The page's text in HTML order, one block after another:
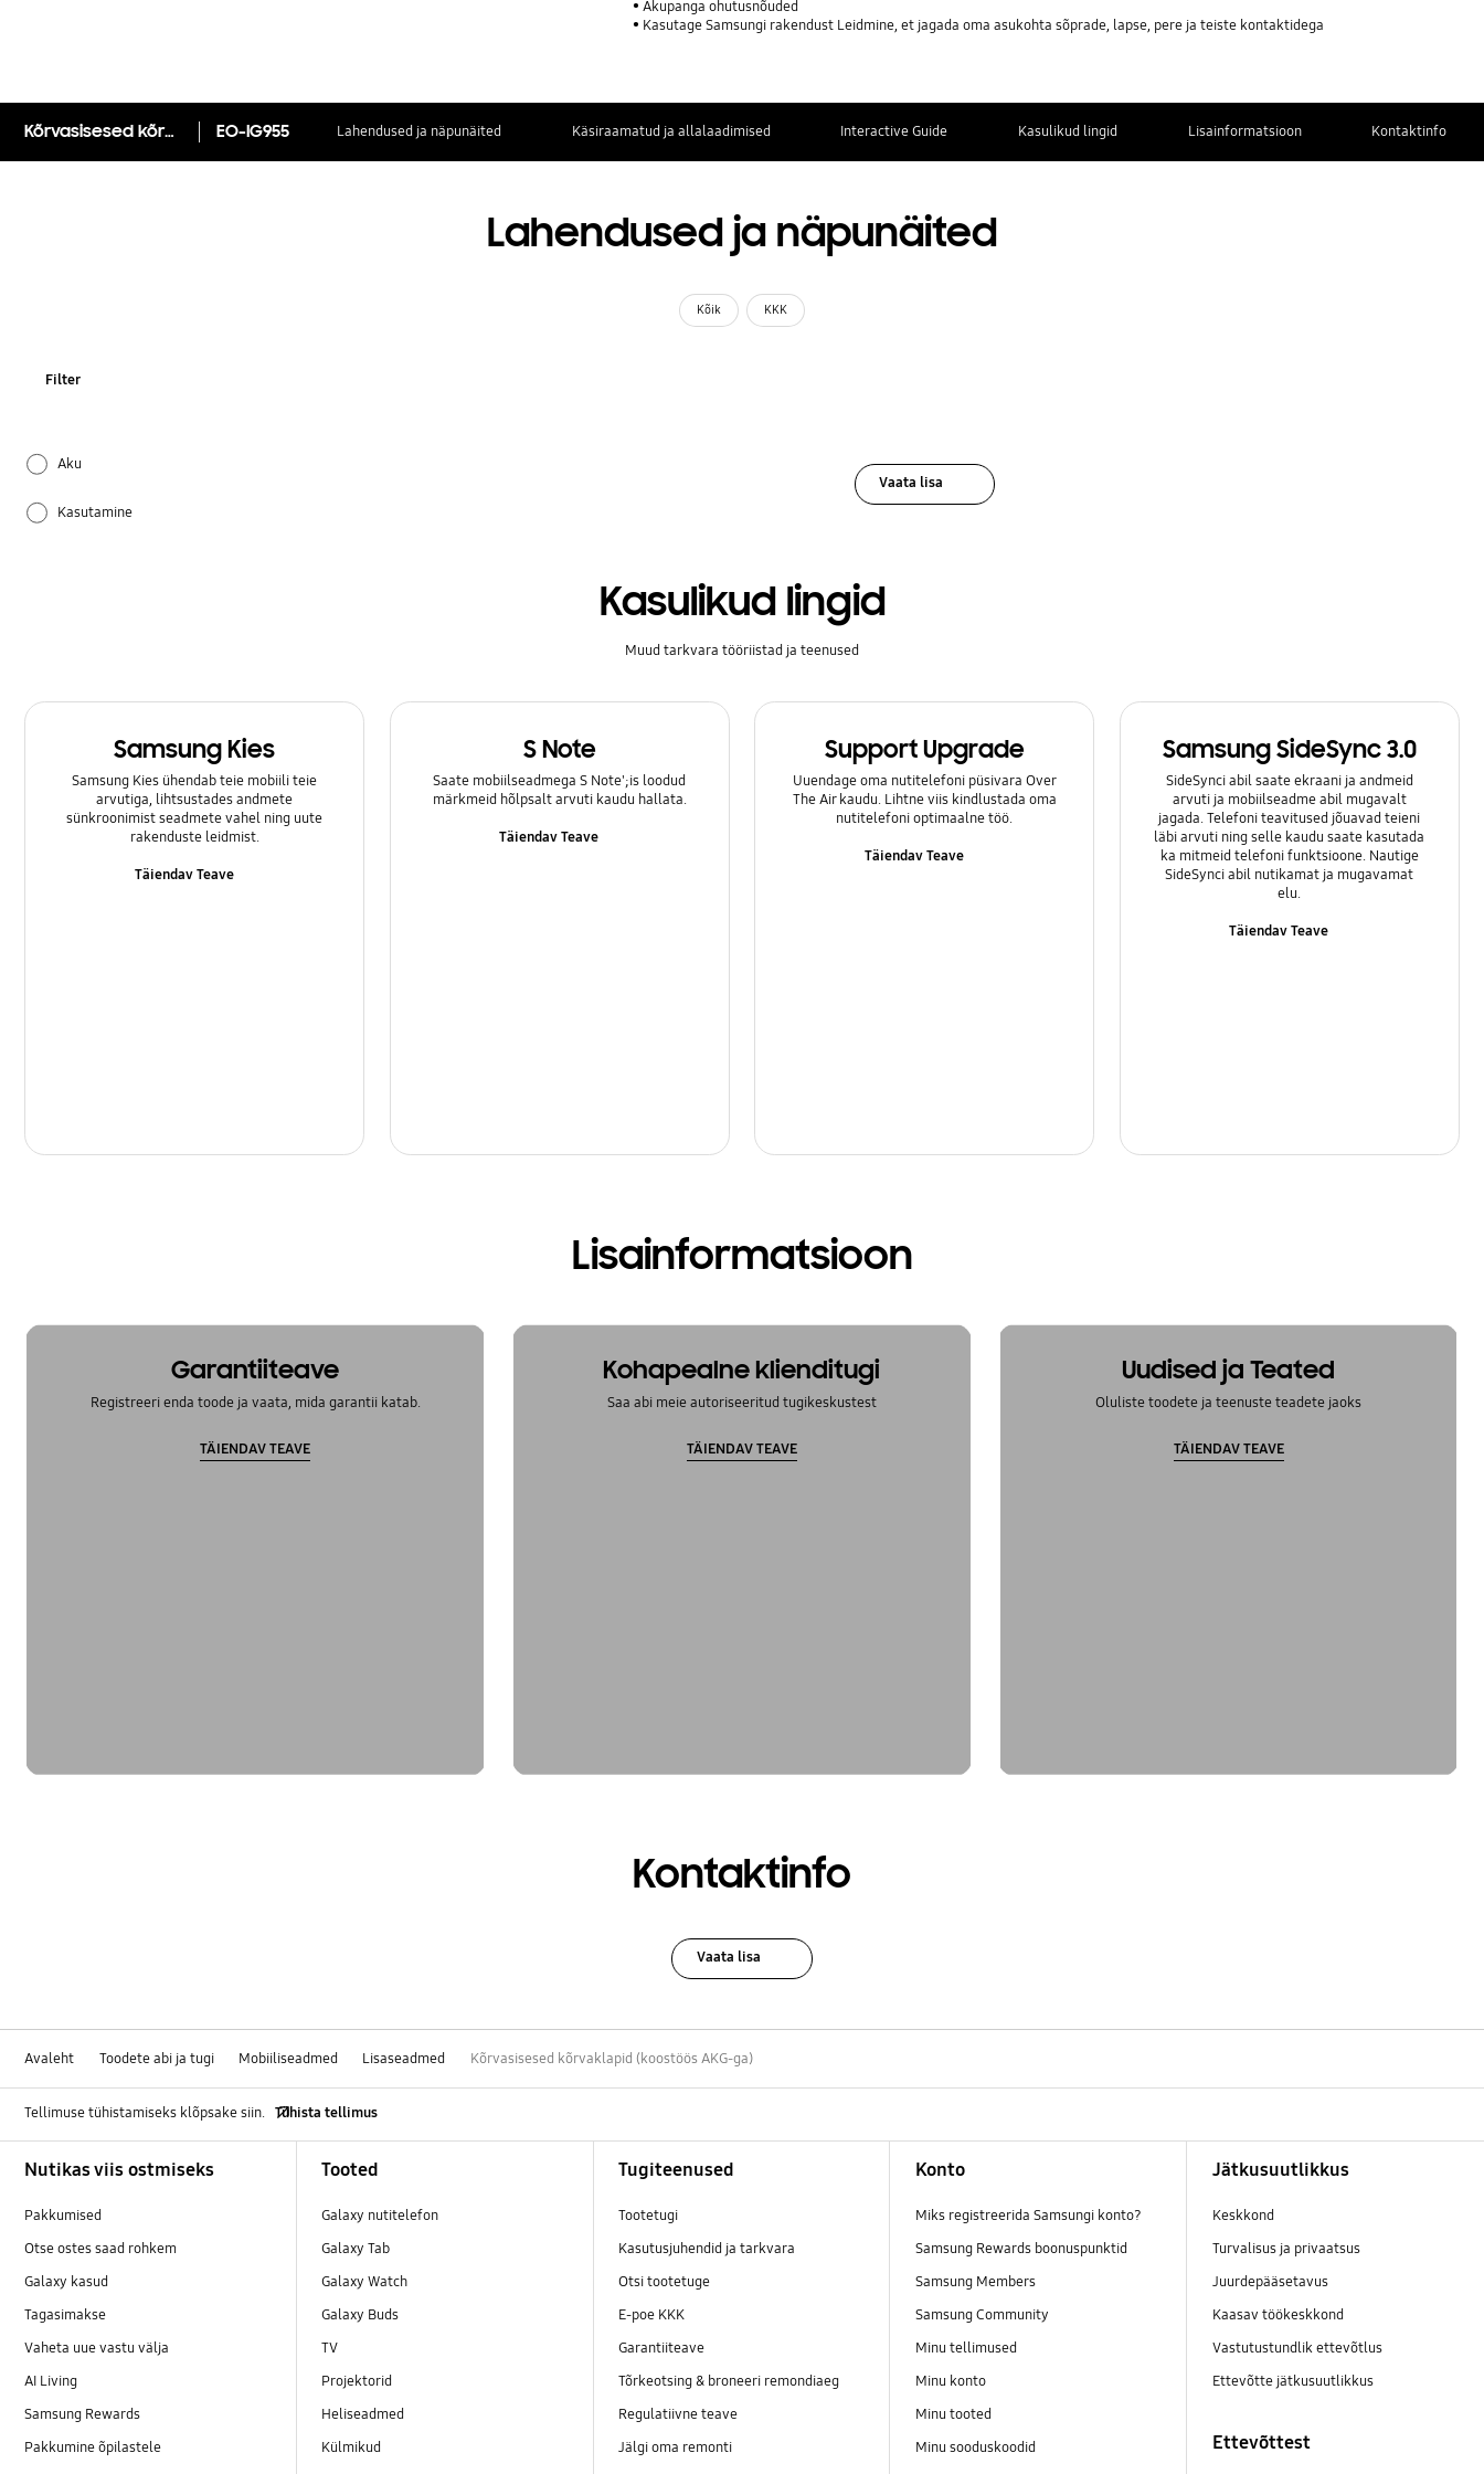
Akupanga ohutusnõuded
Kasutage Samsungi rakendust Leidmine, et jagada oma asukohta sõprade, lapse, pere ja teiste kontaktidega
Kõrvasisesed kõrvaklapid (koostöös AKG-ga) EO-IG955 Lahendused ja näpunäited Käsiraamatud ja allalaadimised Interactive Guide Kasulikud lingid Lisainformatsioon Kontaktinfo
Lahendused ja näpunäited
Kõik KKK
Filter
Aku
Kasutamine
Vaata lisa
Kasulikud lingid
Muud tarkvara tööriistad ja teenused
Samsung Kies
Samsung Kies ühendab teie mobiili teie
arvutiga, lihtsustades andmete
sünkroonimist seadmete vahel ning uute
rakenduste leidmist.
Täiendav Teave
S Note
Saate mobiilseadmega S Note';is loodud
märkmeid hõlpsalt arvuti kaudu hallata.
Täiendav Teave
Support Upgrade
Uuendage oma nutitelefoni püsivara Over
The Air kaudu. Lihtne viis kindlustada oma
nutitelefoni optimaalne töö.
Täiendav Teave
Samsung SideSync 3.0
SideSynci abil saate ekraani ja andmeid
arvuti ja mobiilseadme abil mugavalt
jagada. Telefoni teavitused jõuavad teieni
läbi arvuti ning selle kaudu saate kasutada
ka mitmeid telefoni funktsioone. Nautige
SideSynci abil nutikamat ja mugavamat
elu.
Täiendav Teave
Lisainformatsioon
Garantiiteave
Registreeri enda toode ja vaata, mida garantii katab.
TÄIENDAV TEAVE
Kohapealne klienditugi
Saa abi meie autoriseeritud tugikeskustest
TÄIENDAV TEAVE
Uudised ja Teated
Oluliste toodete ja teenuste teadete jaoks
TÄIENDAV TEAVE
Kontaktinfo
Vaata lisa
Avaleht Toodete abi ja tugi Mobiiliseadmed Lisaseadmed Kõrvasisesed kõrvaklapid (koostöös AKG-ga)
Tellimuse tühistamiseks klõpsake siin. Tühista tellimus
Nutikas viis ostmiseks
Pakkumised
Otse ostes saad rohkem
Galaxy kasud
Tagasimakse
Vaheta uue vastu välja
AI Living
Samsung Rewards
Pakkumine õpilastele
Tooted
Galaxy nutitelefon
Galaxy Tab
Galaxy Watch
Galaxy Buds
TV
Projektorid
Heliseadmed
Külmikud
Tugiteenused
Tootetugi
Kasutusjuhendid ja tarkvara
Otsi tootetuge
E-poe KKK
Garantiiteave
Tõrkeotsing & broneeri remondiaeg
Regulatiivne teave
Jälgi oma remonti
Konto
Miks registreerida Samsungi konto?
Samsung Rewards boonuspunktid
Samsung Members
Samsung Community
Minu tellimused
Minu konto
Minu tooted
Minu sooduskoodid
Jätkusuutlikkus
Keskkond
Turvalisus ja privaatsus
Juurdepääsetavus
Kaasav töökeskkond
Vastutustundlik ettevõtlus
Ettevõtte jätkusuutlikkus
Ettevõttest